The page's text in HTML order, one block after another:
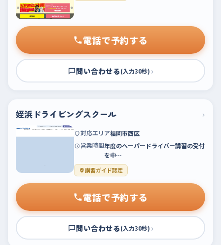
電話で予約する
問い合わせる(入力30秒) ›
姪浜ドライビングスクール ›
対応エリア福岡市西区
営業時間年度のペーパードライバー講習の受付
を中…
講習ガイド認定
電話で予約する
問い合わせる(入力30秒) ›